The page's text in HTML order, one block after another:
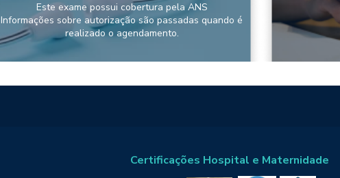
Este exame possui cobertura pela ANS
Informações sobre autorização são passadas quando é
realizado o agendamento.
Certificações Hospital e Maternidade